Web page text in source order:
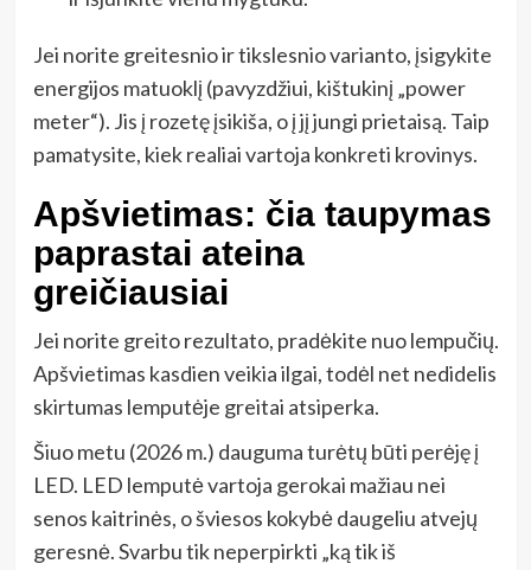
Jei norite greitesnio ir tikslesnio varianto, įsigykite
energijos matuoklį (pavyzdžiui, kištukinį „power
meter“). Jis į rozetę įsikiša, o į jį jungi prietaisą. Taip
pamatysite, kiek realiai vartoja konkreti krovinys.
Apšvietimas: čia taupymas
paprastai ateina
greičiausiai
Jei norite greito rezultato, pradėkite nuo lempučių.
Apšvietimas kasdien veikia ilgai, todėl net nedidelis
skirtumas lemputėje greitai atsiperka.
Šiuo metu (2026 m.) dauguma turėtų būti perėję į
LED. LED lemputė vartoja gerokai mažiau nei
senos kaitrinės, o šviesos kokybė daugeliu atvejų
geresnė. Svarbu tik neperpirkti „ką tik iš